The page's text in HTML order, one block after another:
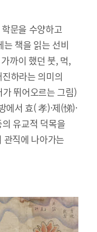
문을 수양하고
책을 읽는 선비
까이 했던 붓, 먹,
하라는 의미의
가 뛰어오르는 그림)
서 효( 孝)·제(悌)·
의 유교적 덕목을
관직에 나아가는